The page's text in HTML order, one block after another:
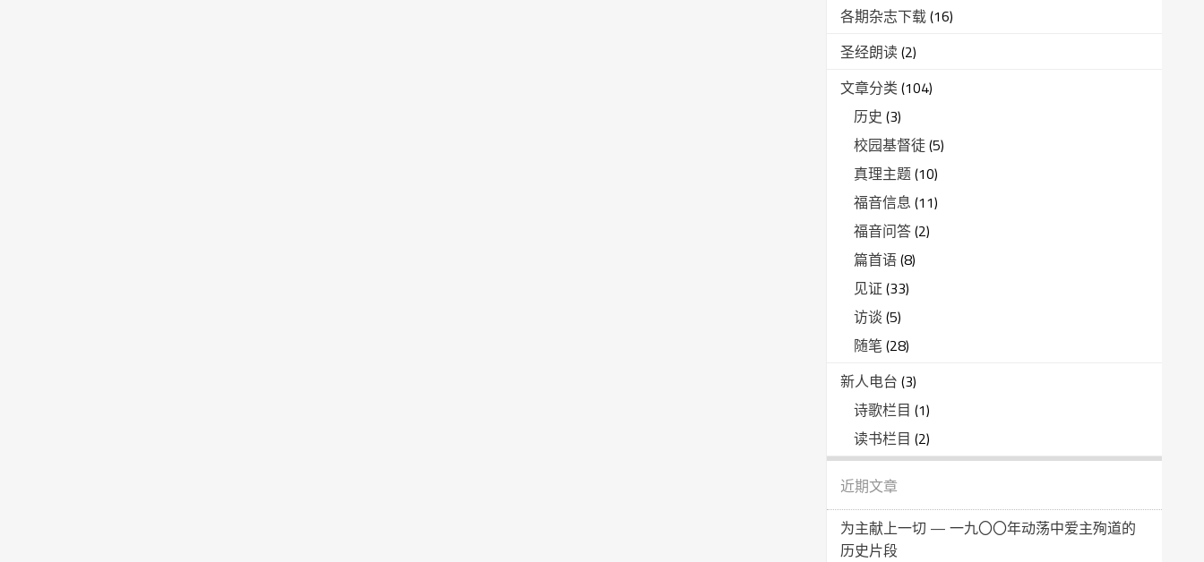
各期杂志下载(16)
圣经朗读(2)
文章分类(104)
历史 (3)
校园基督徒(5)
真理主题(10)
福音信息 (11)
福音问答(2)
篇首语(8)
见证(33)
访谈(5)
随笔 (28)
新人电台 (3)
诗歌栏目 (1)
读书栏目 (2)
近期文章
为主献上一切 — 一九〇〇年动荡中爱主殉道的
历史片段